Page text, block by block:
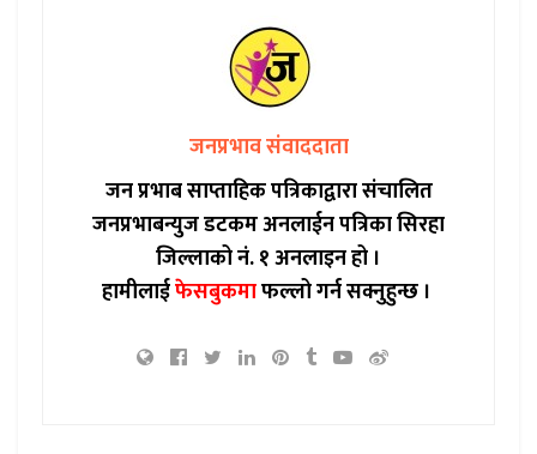
जनप्रभाव संवाददाता
जन प्रभाब साप्ताहिक पत्रिकाद्वारा संचालित
जनप्रभाबन्युज डटकम अनलाईन पत्रिका सिरहा
जिल्लाको नं. १ अनलाइन हो ।
हामीलाईफेसबुकमाफल्लो गर्न सक्नुहुन्छ ।